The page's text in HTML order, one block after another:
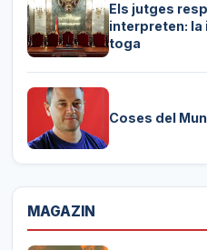
Els jutges
interpreten: la
toga
Coses del
MAGAZIN